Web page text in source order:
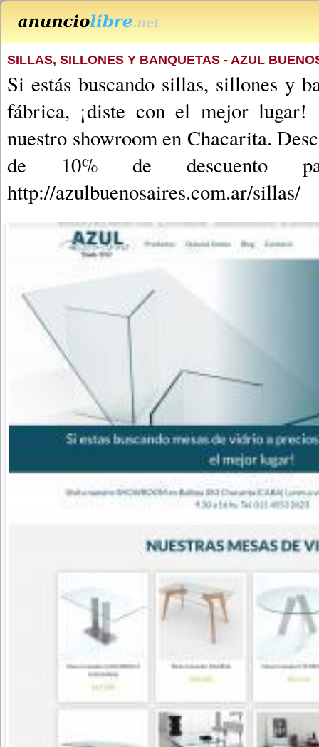
SILLAS, SILLONES Y BANQUETAS - AZUL
Si estás buscando sillas, sillones y
fábrica, ¡diste con el mejor lugar!
nuestro showroom en Chacarita.
de 10% de descuento
http://azulbuenosaires.com.ar/sillas/